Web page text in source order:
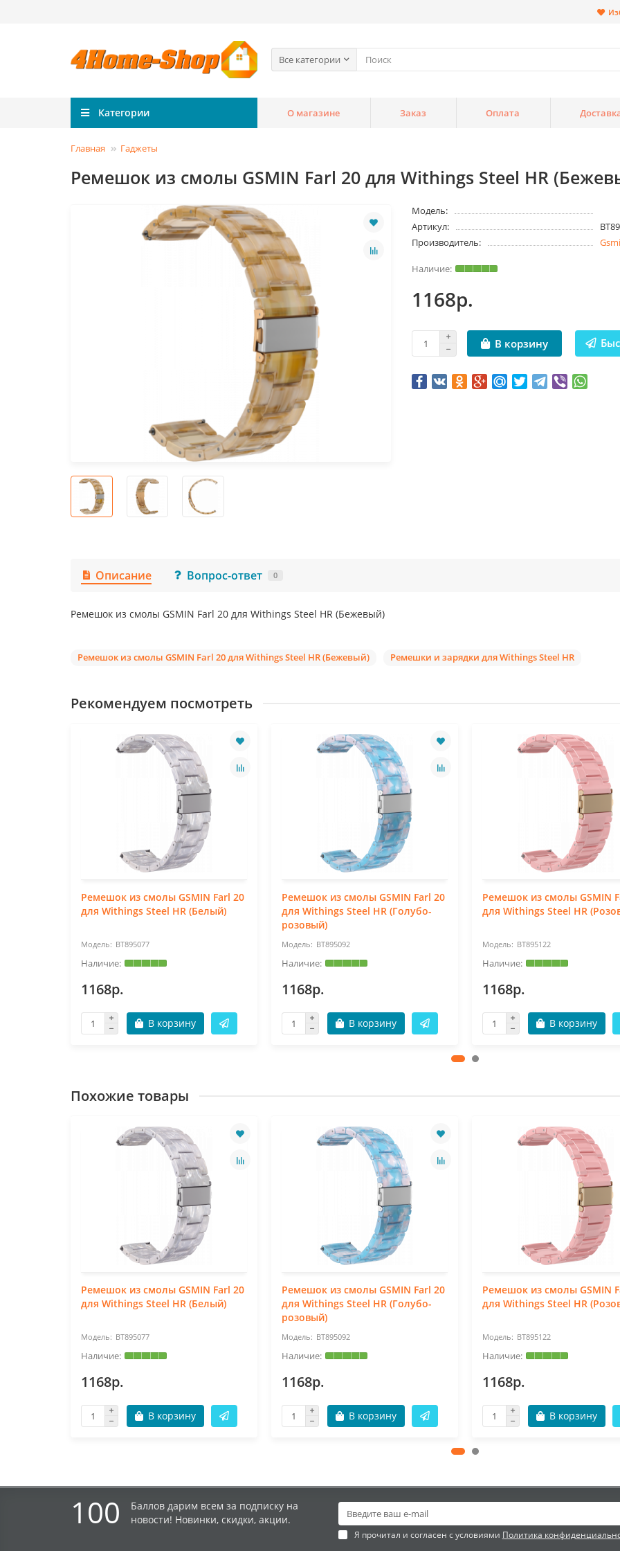
Все категории
Категории О магазине Заказ Оплата
Главная Гаджеты
Ремешок из смолы GSMIN Farl 20 для Withings Steel HR
Модель:
Артикул:
Производитель:
1168р.
В корзину
Описание Вопрос-ответ 0
Ремешок из смолы GSMIN Farl 20 для Withings Steel HR (Бежевый)
Ремешок из смолы GSMIN Farl 20 для Withings Steel HR (Бежевый) Ремешки и зарядки для Withings Steel HR
Рекомендуем посмотреть
Ремешок из смолы GSMIN Farl 20
для Withings Steel HR (Белый)
BT895077
1168р.
В корзину
Ремешок из смолы GSMIN Farl 20
для Withings Steel HR (Голубо-
розовый)
BT895092
1168р.
В корзину
Ремешок из смолы GSMIN
для Withings Steel HR
BT895122
1168р.
В корзину
Похожие товары
Ремешок из смолы GSMIN Farl 20
для Withings Steel HR (Белый)
BT895077
1168р.
В корзину
Ремешок из смолы GSMIN Farl 20
для Withings Steel HR (Голубо-
розовый)
BT895092
1168р.
В корзину
Ремешок из смолы GSMIN
для Withings Steel HR
BT895122
1168р.
В корзину
100
Баллов дарим всем за подписку на
новости! Новинки, скидки, акции.
Я прочитал и согласен с условиями Политика